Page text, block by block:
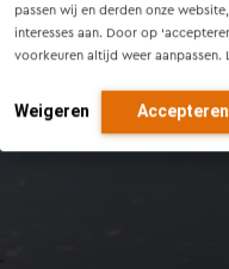
passen wij en derden onze
interesses aan. Door op
voorkeuren altijd weer aanpassen.
Weigeren Accepteren